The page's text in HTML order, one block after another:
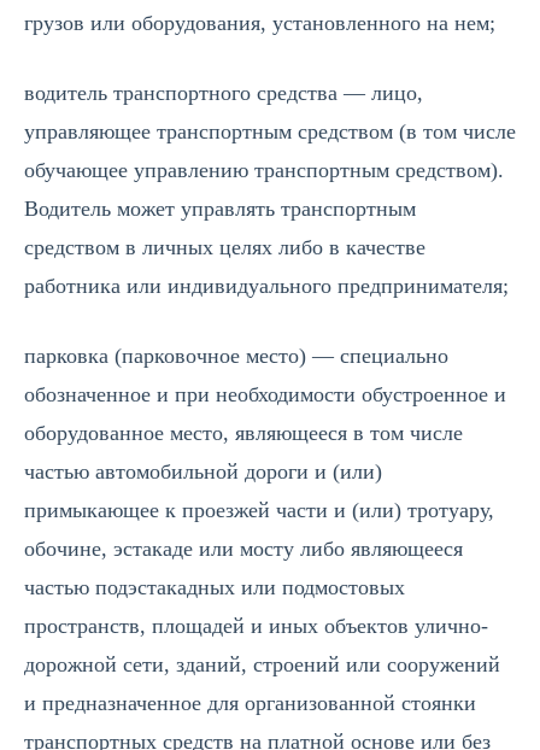
грузов или оборудования, установленного на нем;
водитель транспортного средства — лицо,
управляющее транспортным средством (в том числе
обучающее управлению транспортным средством).
Водитель может управлять транспортным
средством в личных целях либо в качестве
работника или индивидуального предпринимателя;
парковка (парковочное место) — специально
обозначенное и при необходимости обустроенное и
оборудованное место, являющееся в том числе
частью автомобильной дороги и (или)
примыкающее к проезжей части и (или) тротуару,
обочине, эстакаде или мосту либо являющееся
частью подэстакадных или подмостовых
пространств, площадей и иных объектов улично-
дорожной сети, зданий, строений или сооружений
и предназначенное для организованной стоянки
транспортных средств на платной основе или без